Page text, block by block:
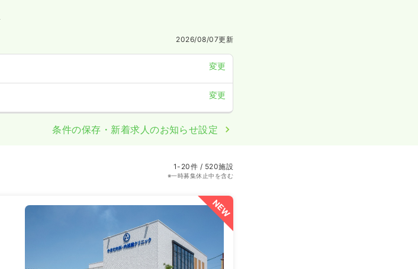
2026/08/07更新
変更
変更
条件の保存・新着求人のお知らせ設定
1-20件 / 520施設
※一時募集休止中を含む
NEW